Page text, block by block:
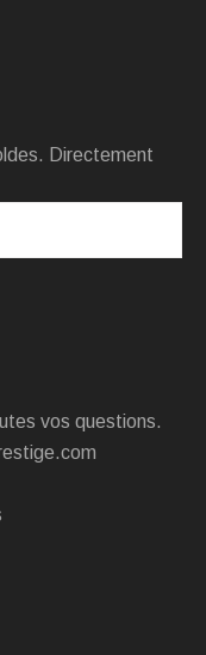
Directement
vos questions.